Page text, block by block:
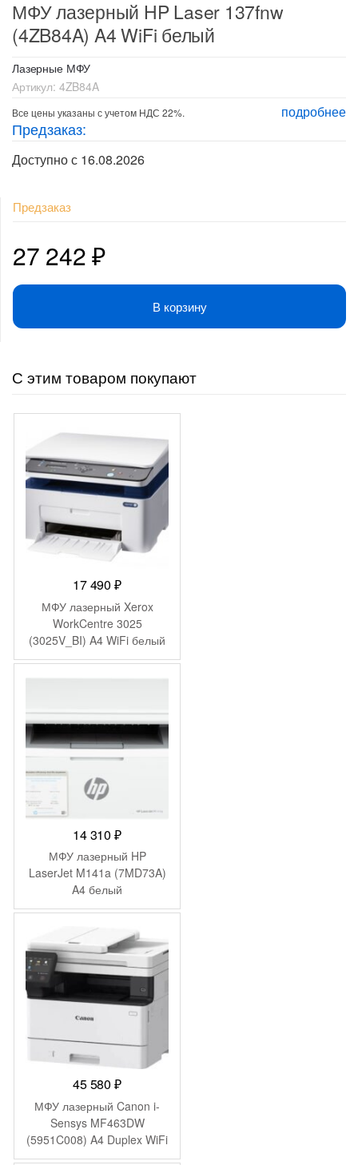
МФУ лазерный HP Laser 137fnw
(4ZB84A) A4 WiFi белый
Лазерные МФУ
Артикул: 4ZB84A
подробнее
Все цены указаны с учетом НДС 22%.
Предзаказ:
Доступно с 16.08.2026
Предзаказ
27 242₽
В корзину
С этим товаром покупают
17 490₽
МФУ лазерный Xerox
WorkCentre 3025
(3025V_BI) A4 WiFi белый
14 310₽
МФУ лазерный HP
LaserJet M141a (7MD73A)
A4 белый
45 580₽
МФУ лазерный Canon i-
Sensys MF463DW
(5951C008) A4 Duplex WiFi
белый